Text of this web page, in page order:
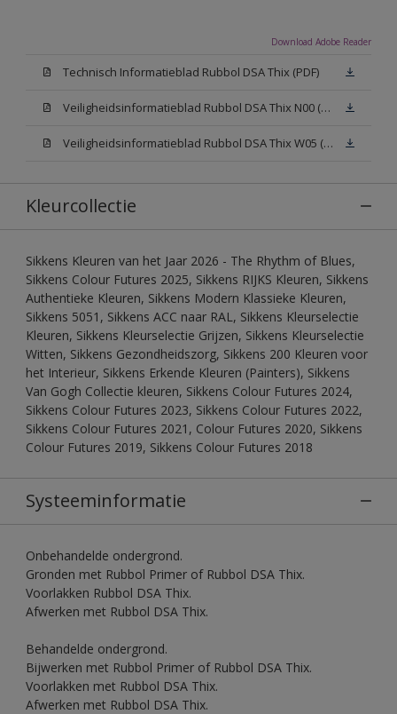
Download Adobe Reader
Technisch Informatieblad Rubbol DSA Thix (PDF)
Veiligheidsinformatieblad Rubbol DSA Thix N00 (MSDS)
Veiligheidsinformatieblad Rubbol DSA Thix W05 (MSDS)
Kleurcollectie
Sikkens Kleuren van het Jaar 2026 - The Rhythm of Blues,
Sikkens Colour Futures 2025, Sikkens RIJKS Kleuren, Sikkens
Authentieke Kleuren, Sikkens Modern Klassieke Kleuren,
Sikkens 5051, Sikkens ACC naar RAL, Sikkens Kleurselectie
Kleuren, Sikkens Kleurselectie Grijzen, Sikkens Kleurselectie
Witten, Sikkens Gezondheidszorg, Sikkens 200 Kleuren voor
het Interieur, Sikkens Erkende Kleuren (Painters), Sikkens
Van Gogh Collectie kleuren, Sikkens Colour Futures 2024,
Sikkens Colour Futures 2023, Sikkens Colour Futures 2022,
Sikkens Colour Futures 2021, Colour Futures 2020, Sikkens
Colour Futures 2019, Sikkens Colour Futures 2018
Systeeminformatie
Onbehandelde ondergrond.
Gronden met Rubbol Primer of Rubbol DSA Thix.
Voorlakken Rubbol DSA Thix.
Afwerken met Rubbol DSA Thix.
Behandelde ondergrond.
Bijwerken met Rubbol Primer of Rubbol DSA Thix.
Voorlakken met Rubbol DSA Thix.
Afwerken met Rubbol DSA Thix.